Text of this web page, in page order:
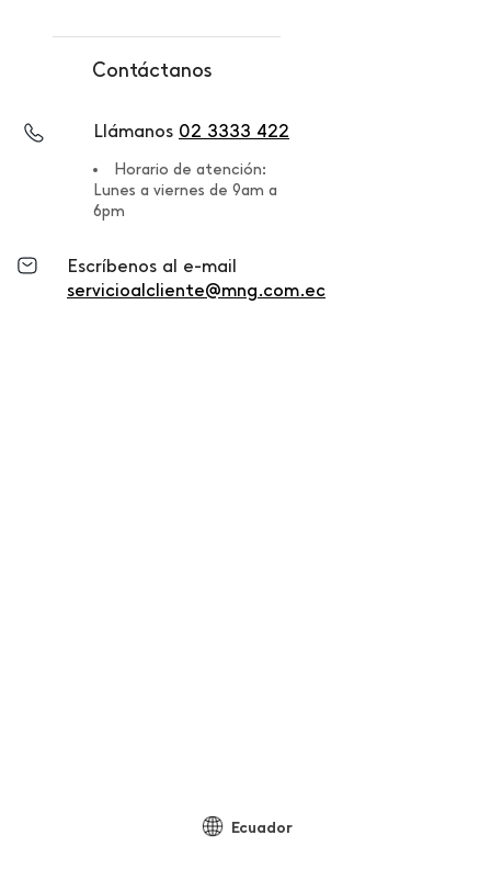
Contáctanos
Llámanos 02 3333 422
Horario de atención:
Lunes a viernes de 9am a
6pm
Escríbenos al e-mail
servicioalcliente@mng.com.ec
Ecuador